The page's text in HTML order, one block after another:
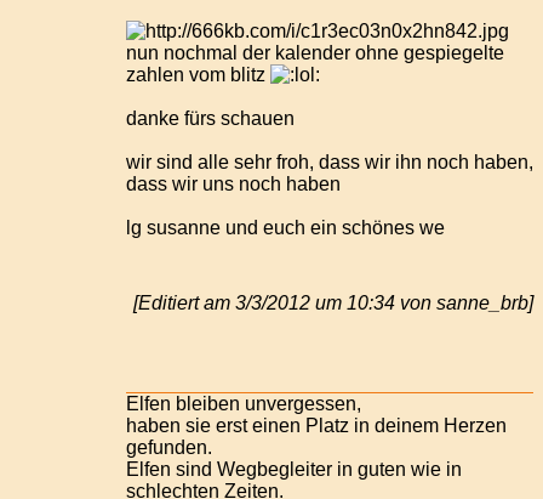
nun nochmal der kalender ohne gespiegelte
zahlen vom blitz
danke fürs schauen
wir sind alle sehr froh, dass wir ihn noch haben,
dass wir uns noch haben
lg susanne und euch ein schönes we
[Editiert am 3/3/2012 um 10:34 von sanne_brb]
Elfen bleiben unvergessen,
haben sie erst einen Platz in deinem Herzen
gefunden.
Elfen sind Wegbegleiter in guten wie in
schlechten Zeiten.